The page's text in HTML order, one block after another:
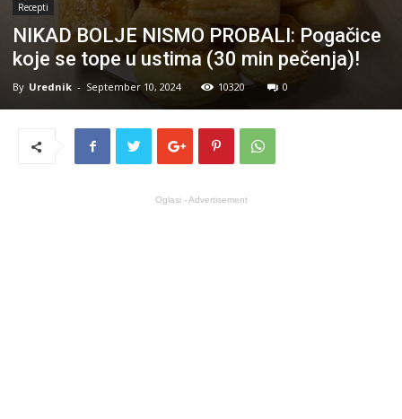
Recepti
NIKAD BOLJE NISMO PROBALI: Pogačice
koje se tope u ustima (30 min pečenja)!
By Urednik - September 10, 2024 10320 0
Oglasi - Advertisement